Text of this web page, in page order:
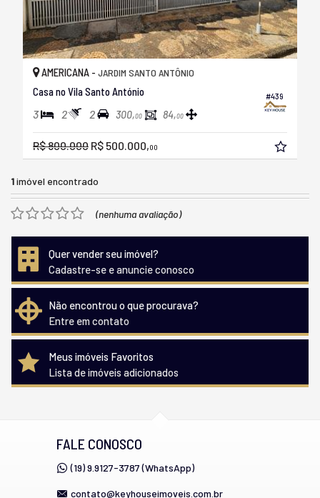
#439
AMERICANA - JARDIM SANTO ANTÔNIO
Casa no Vila Santo António
3 2 2 300,00 84,00
R$ 800.000 R$ 500.000,00
1imóvel encontrado
(nenhuma avaliação)
Quer vender seu imóvel?
Cadastre-se e anuncie conosco
Não encontrou o que procurava?
Entre em contato
Meus imóveis Favoritos
Lista de imóveis adicionados
FALE CONOSCO
(19) 9.9127-3787 (WhatsApp)
contato@keyhouseimoveis.com.br